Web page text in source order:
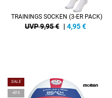
TRAININGS SOCKEN (3-ER PACK)
UVP 9,95 € | 4,95€
SALE
-40%